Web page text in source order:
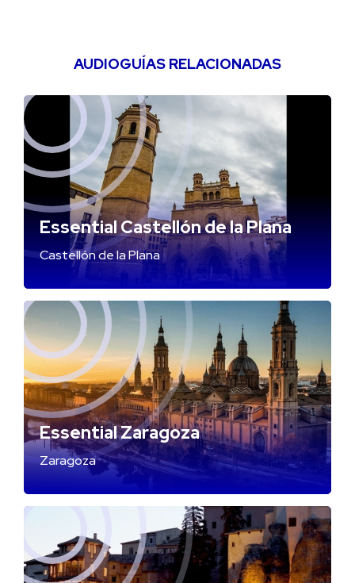
AUDIOGUÍAS RELACIONADAS
Essential Castellón de la Plana
Castellón de la Plana
Essential Zaragoza
Zaragoza